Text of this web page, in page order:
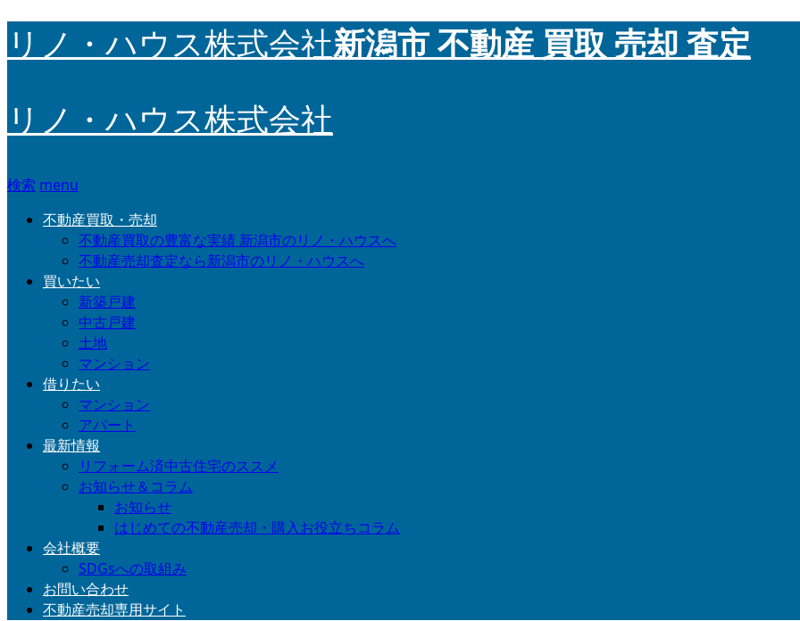
リノ・ハウス株式会社新潟市 不動産 買取 売却 査定
リノ・ハウス株式会社
検索 menu
不動産買取・売却
不動産買取の豊富な実績 新潟市のリノ・ハウスへ
不動産売却査定なら新潟市のリノ・ハウスへ
買いたい
新築戸建
中古戸建
土地
マンション
借りたい
マンション
アパート
最新情報
リフォーム済中古住宅のススメ
お知らせ＆コラム
お知らせ
はじめての不動産売却・購入お役立ちコラム
会社概要
SDGsへの取組み
お問い合わせ
不動産売却専用サイト